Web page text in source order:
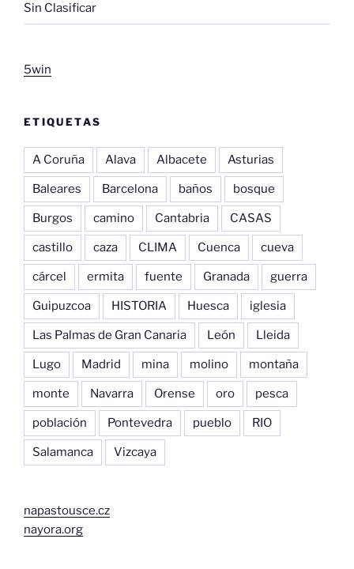
Sin Clasificar
5win
ETIQUETAS
A Coruña Alava Albacete Asturias
Baleares Barcelona baños bosque
Burgos camino Cantabria CASAS
castillo caza CLIMA Cuenca cueva
cárcel ermita fuente Granada guerra
Guipuzcoa HISTORIA Huesca iglesia
Las Palmas de Gran Canaria León Lleida
Lugo Madrid mina molino montaña
monte Navarra Orense oro pesca
población Pontevedra pueblo RIO
Salamanca Vizcaya
napastousce.cz
nayora.org